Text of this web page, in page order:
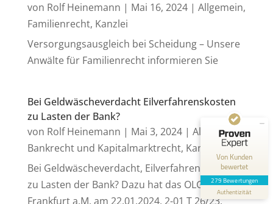
von Rolf Heinemann | Mai 16, 2024| Allgemein,
Familienrecht, Kanzlei
Versorgungsausgleich bei Scheidung – Unsere
Anwälte für Familienrecht informieren Sie
Bei Geldwäscheverdacht Eilverfahrenskosten
zu Lasten der Bank?
von Rolf Heinemann | Mai 3, 2024| Allgemein,
Bankrecht und Kapitalmarktrecht, Kanzlei
Bei Geldwäscheverdacht, Eilverfahrenskosten
zu Lasten der Bank? Dazu hat das OLG
Frankfurt a.M. am 22.01.2024, 2-01 T 26/23,
Von Kunden
bewertet
279 Bewertungen
Authentizität
Anwaltskanzlei Heinemann & Rummel GbR
4,94 / 5,00
155
Bewertungen auf
ProvenExpert.com
124
anderen Quelle
Blick aufs ProvenExpert-Profil werfen
13.6.2026